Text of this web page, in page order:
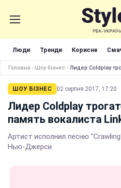
Люди Тренди Корисне
Головна › Шоу бізнес › Лидер Coldplay
ШОУ БІЗНЕС 02 серпня 2017, 17:20
Лидер Coldplay
память вокалиста
Артист исполнил песню
Нью-Джерси